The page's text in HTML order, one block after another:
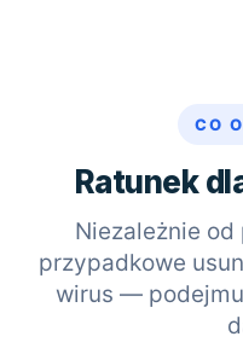
CO
Ratunek
Niezależnie
przypadkowe
wirus —